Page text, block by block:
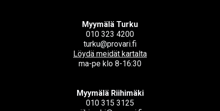
Myymälä Turku
010 323 4200
turku@provari.fi
Löydä meidät kartalta
ma-pe klo 8-16:30
Myymälä Riihimäki
010 315 3125